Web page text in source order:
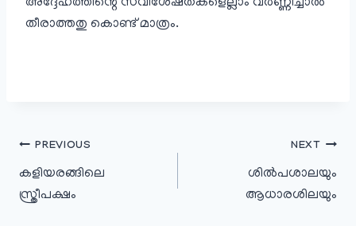
തീരാത്തതു കൊണ്ട് മാത്രം.
പോസ്റ്റുകളിലൂടെ
PREVIOUS
കളിയരങ്ങിലെ
സ്ത്രീപക്ഷം
NEXT
ശിൽപശാലയും
ആധാരശിലയും